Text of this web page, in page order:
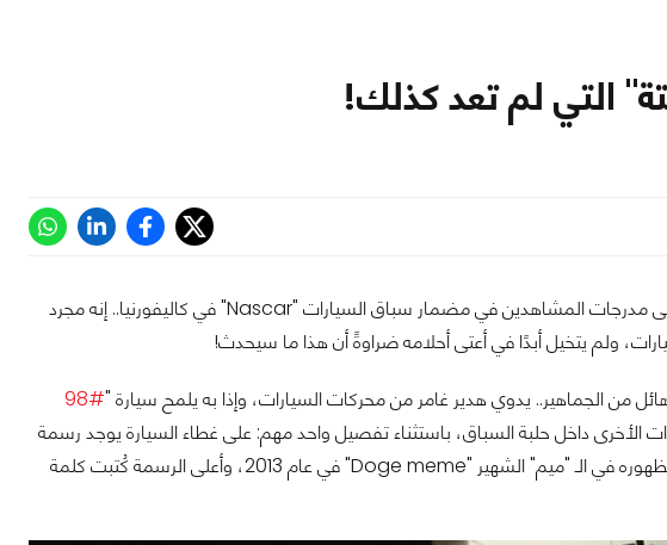
في أعلى مدرجات المشاهدين في مضمار سباق السيارات "Nascar" في كاليفورنيا.. إنه مجرد
ولم يتخيل أبدًا في أعتى أحلامه ضراوةً أن هذا ما سيحدث!
الجماهير.. يدوي هدير غامر من محركات السيارات، وإذا به يلمح سيارة "
#98
الأخرى داخل حلبة السباق، باستثناء تفصيل واحد مهم: على غطاء السيارة يوجد رسمة
"كلب"، تحديدًا من الفصيلة اليابانية "شيبا اينو"، وهو الكلب الذي اشتهر بظهوره في الـ "ميم" الشهير "Doge meme" في عام 2013، وأعلى الرسمة كُتبت كلمة